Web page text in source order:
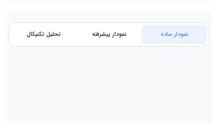
نمودار ساده نمودار پیشرفته تحلیل تکنیکال